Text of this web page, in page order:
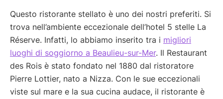
Questo ristorante stellato è uno dei nostri preferiti. Si
trova nell’ambiente eccezionale dell’hotel 5 stelle La
Réserve. Infatti, lo abbiamo inserito tra i migliori
luoghi di soggiorno a Beaulieu-sur-Mer. Il Restaurant
des Rois è stato fondato nel 1880 dal ristoratore
Pierre Lottier, nato a Nizza. Con le sue eccezionali
viste sul mare e la sua cucina audace, il ristorante è